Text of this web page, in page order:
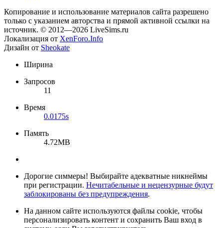
Копирование и использование материалов сайта разрешено
только с указанием авторства и прямой активной ссылки на
источник. © 2012—2026 LiveSims.ru
Локализация от XenForo.Info
Дизайн от Sheokate
Ширина
Запросов
11
Время
0.0175s
Память
4.72MB
Дорогие симмеры! Выбирайте адекватные никнеймы
при регистрации. Нечитабельные и нецензурные будут
заблокированы без предупреждения.
На данном сайте используются файлы cookie, чтобы
персонализировать контент и сохранить Ваш вход в